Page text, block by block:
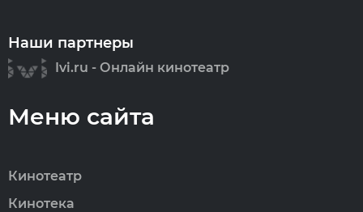
Наши партнеры
Ivi.ru - Онлайн кинотеатр
Меню сайта
Кинотеатр
Кинотека